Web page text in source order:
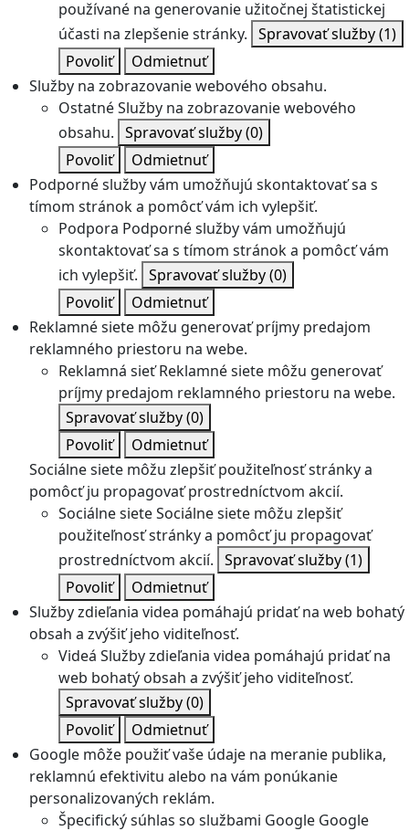
používané na generovanie užitočnej štatistickej
účasti na zlepšenie stránky. Spravovať služby(1)
Povoliť
Odmietnuť
Služby na zobrazovanie webového obsahu.
OstatnéSlužby na zobrazovanie webového
obsahu. Spravovať služby(0)
Povoliť
Odmietnuť
Podporné služby vám umožňujú skontaktovať sa s
tímom stránok a pomôcť vám ich vylepšiť.
Podpora Podporné služby vám umožňujú
skontaktovať sa s tímom stránok a pomôcť vám
ich vylepšiť. Spravovať služby(0)
Povoliť
Odmietnuť
Reklamné siete môžu generovať príjmy predajom
reklamného priestoru na webe.
Reklamná sieť Reklamné siete môžu generovať
príjmy predajom reklamného priestoru na webe.
Spravovať služby(0)
Povoliť
Odmietnuť
Sociálne siete môžu zlepšiť použiteľnosť stránky a
pomôcť ju propagovať prostredníctvom akcií.
Sociálne sieteSociálne siete môžu zlepšiť
použiteľnosť stránky a pomôcť ju propagovať
prostredníctvom akcií. Spravovať služby(1)
Povoliť
Odmietnuť
Služby zdieľania videa pomáhajú pridať na web bohatý
obsah a zvýšiť jeho viditeľnosť.
Videá Služby zdieľania videa pomáhajú pridať na
web bohatý obsah a zvýšiť jeho viditeľnosť.
Spravovať služby(0)
Povoliť
Odmietnuť
Google môže použiť vaše údaje na meranie publika,
reklamnú efektivitu alebo na vám ponúkanie
personalizovaných reklám.
Špecifický súhlas so službami Google Google